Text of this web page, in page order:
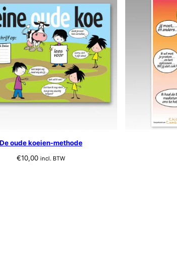
De oude koeien-methode
€10,00 incl. BTW